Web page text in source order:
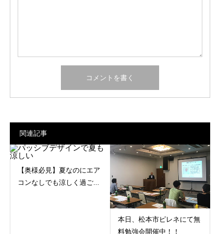
関連記事
【奥様必見】夏なのにエア
コンなしでも涼しく過ご...
本日、松本市ピレネにて無
料勉強会開催中！！